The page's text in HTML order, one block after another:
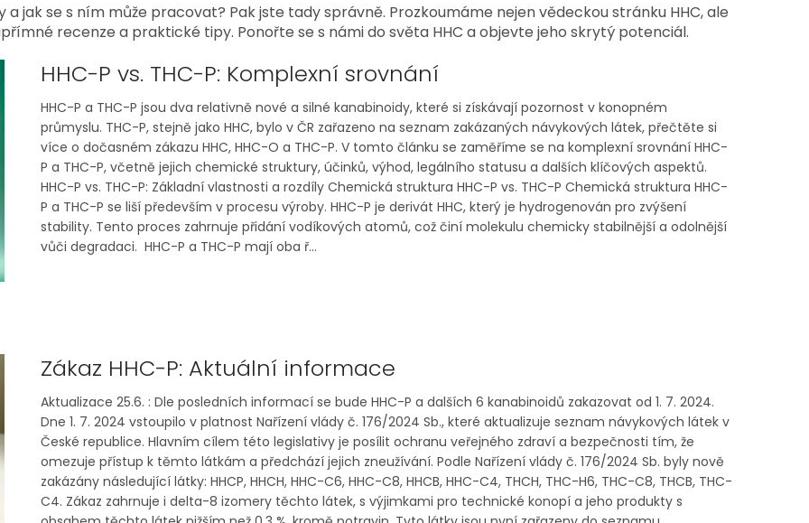
a jak se s ním může pracovat? Pak jste tady správně. Prozkoumáme nejen vědeckou stránku HHC, ale
recenze a praktické tipy. Ponořte se s námi do světa HHC a objevte jeho skrytý potenciál.
HHC-P vs. THC-P: Komplexní srovnání
HHC-P a THC-P jsou dva relativně nové a silné kanabinoidy, které si získávají pozornost v konopném
průmyslu. THC-P, stejně jako HHC, bylo v ČR zařazeno na seznam zakázaných návykových látek, přečtěte si
více o dočasném zákazu HHC, HHC-O a THC-P. V tomto článku se zaměříme se na komplexní srovnání HHC-
P a THC-P, včetně jejich chemické struktury, účinků, výhod, legálního statusu a dalších klíčových aspektů.
HHC-P vs. THC-P: Základní vlastnosti a rozdíly Chemická struktura HHC-P vs. THC-P Chemická struktura HHC-
P a THC-P se liší především v procesu výroby. HHC-P je derivát HHC, který je hydrogenován pro zvýšení
stability. Tento proces zahrnuje přidání vodíkových atomů, což činí molekulu chemicky stabilnější a odolnější
vůči degradaci. HHC-P a THC-P mají oba ř...
Zákaz HHC-P: Aktuální informace
Aktualizace 25.6. : Dle posledních informací se bude HHC-P a dalších 6 kanabinoidů zakazovat od 1. 7. 2024.
Dne 1. 7. 2024 vstoupilo v platnost Nařízení vlády č. 176/2024 Sb., které aktualizuje seznam návykových látek v
České republice. Hlavním cílem této legislativy je posílit ochranu veřejného zdraví a bezpečnosti tím, že
omezuje přístup k těmto látkám a předchází jejich zneužívání. Podle Nařízení vlády č. 176/2024 Sb. byly nově
zakázány následující látky: HHCP, HHCH, HHC-C6, HHC-C8, HHCB, HHC-C4, THCH, THC-H6, THC-C8, THCB, THC-
C4. Zákaz zahrnuje i delta-8 izomery těchto látek, s výjimkami pro technické konopí a jeho produkty s